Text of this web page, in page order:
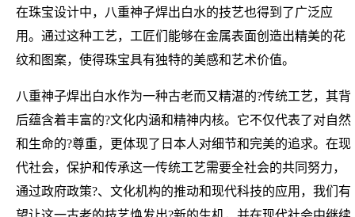
在珠宝设计中，八重神子焊出白水的技艺也得到了广泛应
用。通过这种工艺，工匠们能够在金属表面创造出精美的花
纹和图案，使得珠宝具有独特的美感和艺术价值。
八重神子焊出白水作为一种古老而又精湛的?传统工艺，其背
后蕴含着丰富的?文化内涵和精神内核。它不仅代表了对自然
和生命的?尊重，更体现了日本人对细节和完美的追求。在现
代社会，保护和传承这一传统工艺需要全社会的共同努力，
通过政府政策?、文化机构的推动和现代科技的应用，我们有